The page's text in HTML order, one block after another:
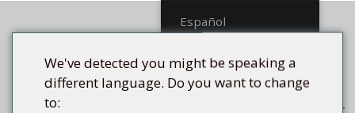
Menú
Español
We've detected you might be speaking a
different language. Do you want to change
to: